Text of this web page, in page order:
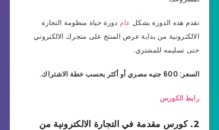
تقدم هذه الدورة بشكل عام دورة حياة منظومة التجارة
الالكترونية من بداية عرض المنتج على متجرك الالكتروني
حتى تسليمه للمشتري.
السعر: 600 جنيه مصري أو أكثر بحسب خطة الاشتراك.
رابط الكورس
2. كورس مقدمة في التجارة الالكترونية من